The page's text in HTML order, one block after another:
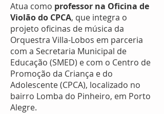
Atua como professor na Oficina de
Violão do CPCA, que integra o
projeto oficinas de música da
Orquestra Villa-Lobos em parceria
com a Secretaria Municipal de
Educação (SMED) e com o Centro de
Promoção da Criança e do
Adolescente (CPCA), localizado no
bairro Lomba do Pinheiro, em Porto
Alegre.